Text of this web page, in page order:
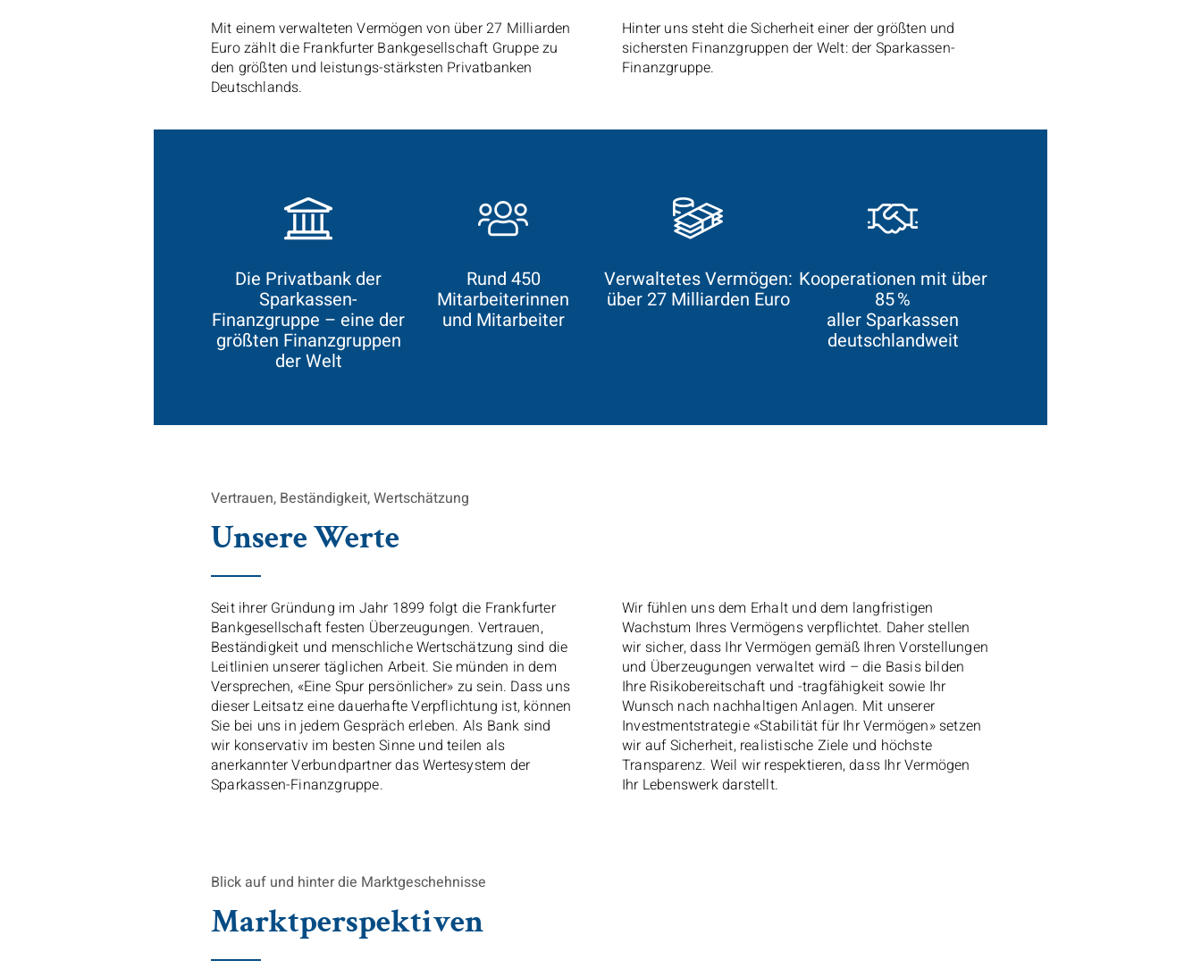
Mit einem verwalteten Vermögen von über 27 Milliarden
Euro zählt die Frankfurter Bankgesellschaft Gruppezu
den größten und leistungs-stärksten Privatbanken
Deutschlands.
Hinter uns steht die Sicherheit einer der größten und
sichersten Finanzgruppen der Welt: der Sparkassen-
Finanzgruppe.
Die Privatbank der
Sparkassen-
Finanzgruppe – eine der
größten Finanzgruppen
der Welt
Rund 450
Mitarbeiterinnen
und Mitarbeiter
Verwaltetes Vermögen:
über 27 Milliarden Euro
Kooperationen mit über
85 %
aller Sparkassen
deutschlandweit
Vertrauen, Beständigkeit, Wertschätzung
Unsere Werte
Seit ihrer Gründung im Jahr 1899 folgt die Frankfurter
Bankgesellschaft festen Überzeugungen. Vertrauen,
Beständigkeit und menschliche Wertschätzung sind die
Leitlinien unserer täglichen Arbeit. Sie münden in dem
Versprechen, «Eine Spur persönlicher» zu sein. Dass uns
dieser Leitsatz eine dauerhafte Verpflichtung ist, können
Sie bei uns in jedem Gespräch erleben. Als Bank sind
wir konservativ im besten Sinne und teilen als
anerkannter Verbundpartner das Wertesystem der
Sparkassen-Finanzgruppe.
Wir fühlen uns dem Erhalt und dem langfristigen
Wachstum Ihres Vermögens verpflichtet. Daher stellen
wir sicher, dass Ihr Vermögen gemäß Ihren Vorstellungen
und Überzeugungen verwaltet wird – die Basis bilden
Ihre Risikobereitschaft und -tragfähigkeit sowie Ihr
Wunsch nach nachhaltigen Anlagen. Mit unserer
Investmentstrategie «Stabilität für Ihr Vermögen» setzen
wir auf Sicherheit, realistische Ziele und höchste
Transparenz. Weil wir respektieren, dass Ihr Vermögen
Ihr Lebenswerk darstellt.
Blick auf und hinter die Marktgeschehnisse
Marktperspektiven